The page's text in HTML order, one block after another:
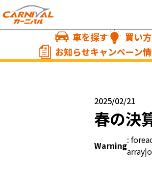
車を探す 買い
お知らせキャンペーン
2025/02/21
春の決
Warning: